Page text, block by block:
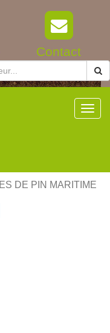
Contact
DE PIN MARITIME